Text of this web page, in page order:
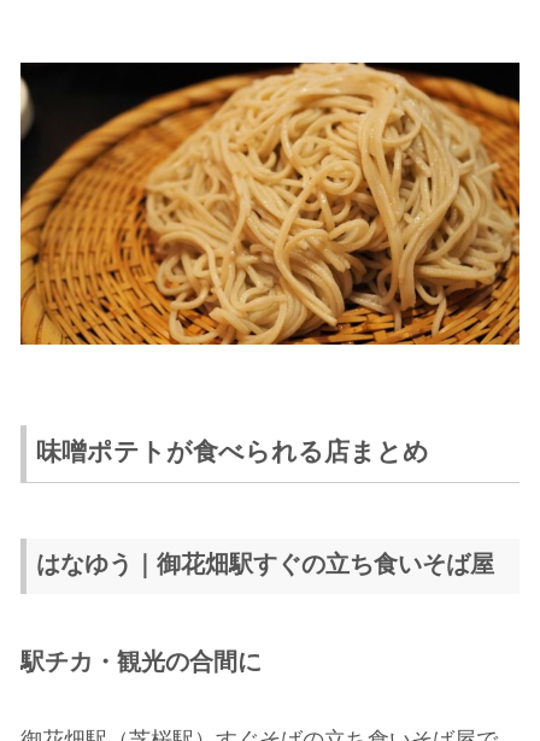
味噌ポテトが食べられる店まとめ
はなゆう｜御花畑駅すぐの立ち食いそば屋
駅チカ・観光の合間に